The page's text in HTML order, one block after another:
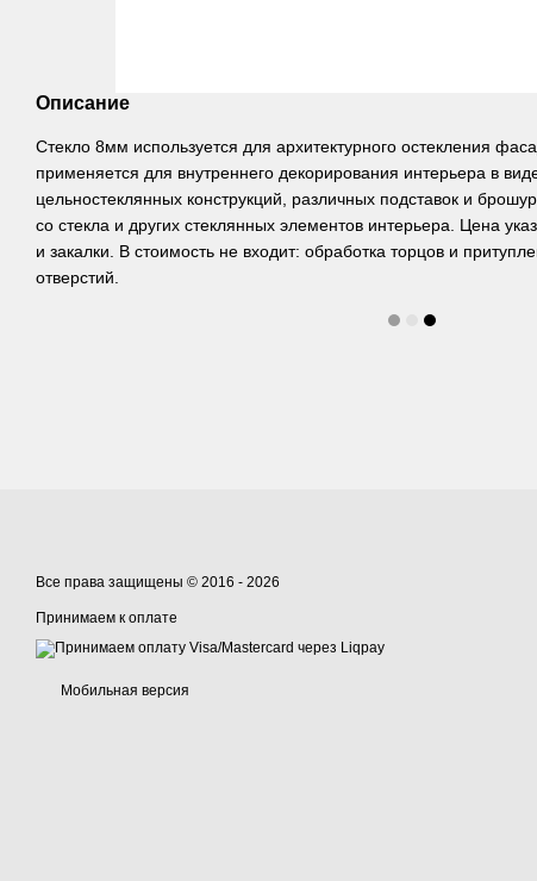
Описание
Стекло 8мм используется для архитектурного остекления
применяется для внутреннего декорирования интерьера в
цельностеклянных конструкций, различных подставок и
со стекла и других стеклянных элементов интерьера. Цена
и закалки. В стоимость не входит: обработка торцов и
отверстий.
Все права защищены © 2016 - 2026
Принимаем к оплате
Мобильная версия